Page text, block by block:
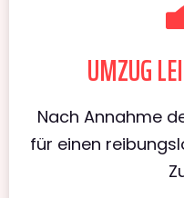
UMZUG
Nach Annahme
für einen